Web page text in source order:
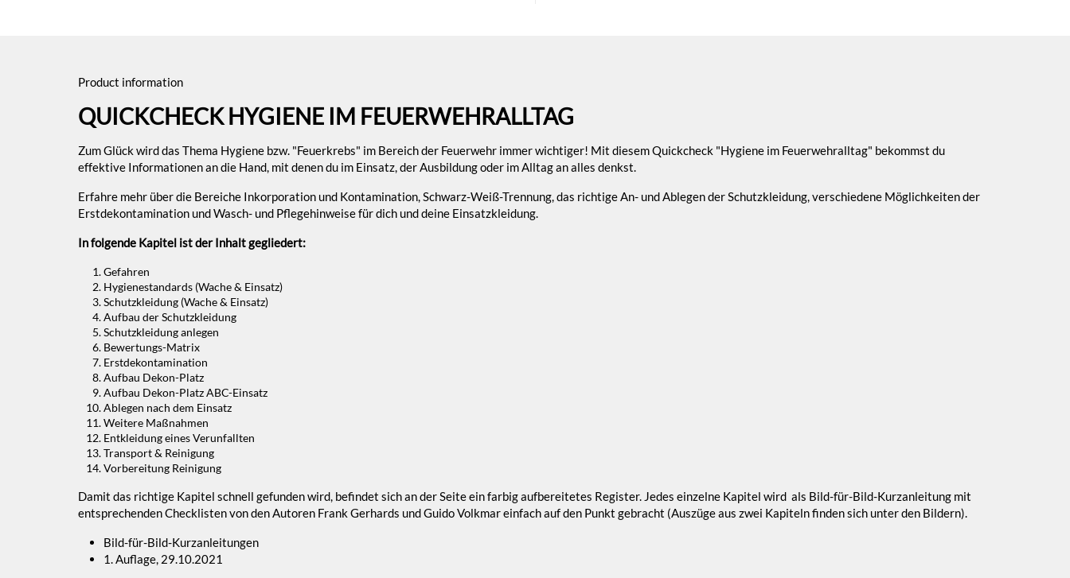
Product information
QUICKCHECK HYGIENE IM FEUERWEHRALLTAG
Zum Glück wird das Thema Hygiene bzw. "Feuerkrebs" im Bereich der Feuerwehr immer wichtiger! Mit diesem Quickcheck "Hygiene im Feuerwehralltag" bekommst du
effektive Informationen an die Hand, mit denen du im Einsatz, der Ausbildung oder im Alltag an alles denkst.
Erfahre mehr über die Bereiche Inkorporation und Kontamination, Schwarz-Weiß-Trennung, das richtige An- und Ablegen der Schutzkleidung, verschiedene Möglichkeiten der
Erstdekontamination und Wasch- und Pflegehinweise für dich und deine Einsatzkleidung.
In folgende Kapitel ist der Inhalt gegliedert:
Gefahren
Hygienestandards (Wache & Einsatz)
Schutzkleidung (Wache & Einsatz)
Aufbau der Schutzkleidung
Schutzkleidung anlegen
Bewertungs-Matrix
Erstdekontamination
Aufbau Dekon-Platz
Aufbau Dekon-Platz ABC-Einsatz
Ablegen nach dem Einsatz
Weitere Maßnahmen
Entkleidung eines Verunfallten
Transport & Reinigung
Vorbereitung Reinigung
Damit das richtige Kapitel schnell gefunden wird, befindet sich an der Seite ein farbig aufbereitetes Register. Jedes einzelne Kapitel wird als Bild-für-Bild-Kurzanleitung mit
entsprechenden Checklisten von den Autoren Frank Gerhards und Guido Volkmar einfach auf den Punkt gebracht (Auszüge aus zwei Kapiteln finden sich unter den Bildern).
Bild-für-Bild-Kurzanleitungen
1. Auflage, 29.10.2021